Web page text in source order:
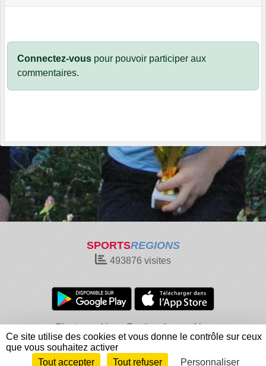
Connectez-vous pour pouvoir participer aux
commentaires.
SPORTSREGIONS
493876 visites
Charte cookies
Gestion des cookies
Informations légales
Signaler un contenu inapproprié
Envie de participer ? Connexion
Ce site utilise des cookies et vous donne le contrôle sur ceux
que vous souhaitez activer
Tout accepter
Tout refuser Personnaliser